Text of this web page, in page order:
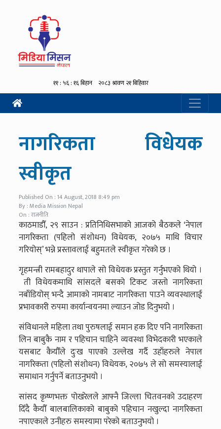
नागरिकता विधेयक
स्वीकृत
Published On : 14 August, 2018 8:49 pm
By : Media Mission Nepal
On : राजनीति
काठमाडौँ, २९ साउन : प्रतिनिधिसभाको आजको बैठकले ‘नेपाल
नागरिकता (पहिलो संशोधन) विधेयक, २०७५ माथि विचार
गरियोस्’ भन्ने प्रस्तावलाई बहुमतले स्वीकृत गरेको छ ।
गृहमन्त्री रामबहादुर थापाले सो विधेयक प्रस्तुत गर्नुभएको थियो ।
ती विधेयकमाथि सांसदले बसको टिकट जस्तो नागरिकता
नबाँडियोस् भन्दै आमाको नामबाट नागरिकता पाउने व्यवस्थालाई
प्रभावकारी रुपमा कार्यान्वयनमा ल्याउन जोड दिनुभयो ।
संविधानले महिला तथा पुरुषलाई समान हक दिए पनि नागरिकता
लिन बाबुकै नाम र पहिचान चाहिने व्यवस्था विभेदकारी भएकाले
यसबाट कैयौँले दुःख पाएको उल्लेख गर्दै उहाँहरुले नेपाल
नागरिकता (पहिलो संशोधन) विधेयक, २०७५ ले सो समस्यालाई
समाधान गर्नुपर्ने बताउनुभयो ।
सांसद कृष्णभक्त पोखरेलले आफ्नै जिल्ला चितवनको उदाहरण
दिँदै कैयौँ बालबालिकाको बाबुको पहिचान नखुल्दा नागरिकता
नपाएकाले उनीहरु समस्यामा परेको बताउनुभयो ।